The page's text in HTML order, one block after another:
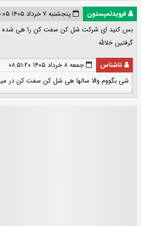
فرویدتمپستون
پنجشنبه ۷ خرداد ۱۴۰۵ ۲۳:۲۰:۰۵
بس کنید ای شرکت شل کن سفت کن را هی شده
گرفتین خلالله
ناشناس
جمعه ۸ خرداد ۱۴۰۵ ۰۸:۵۱:۲۰
شی بگووم والا سالها هی شل کن سفت کن در